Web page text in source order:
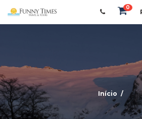
0
Início